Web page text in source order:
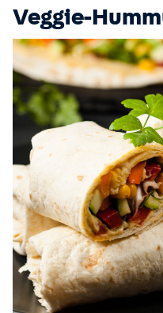
Veggie-